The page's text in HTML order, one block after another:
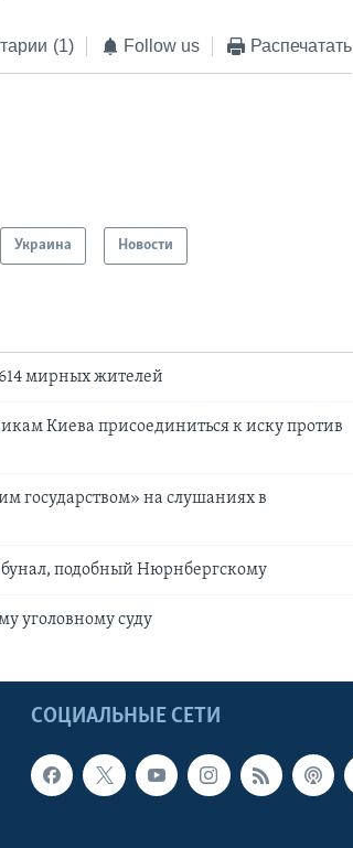
(1) Follow us Распечатать
Украина Новости
мирных жителей
Киева присоединиться к иску против
государством» на слушаниях в
подобный Нюрнбергскому
уголовному суду
СОЦИАЛЬНЫЕ СЕТИ